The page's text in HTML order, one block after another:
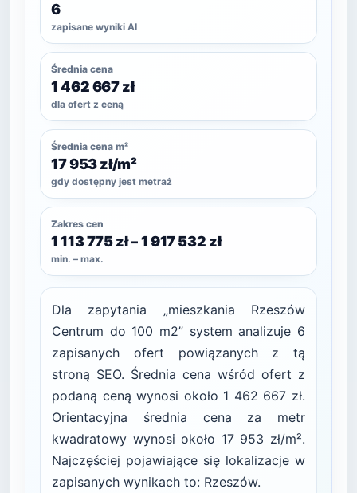
6
zapisane wyniki AI
Średnia cena
1 462 667 zł
dla ofert z ceną
Średnia cena m²
17 953 zł/m²
gdy dostępny jest metraż
Zakres cen
1 113 775 zł – 1 917 532 zł
min. – max.
Dla zapytania „mieszkania Rzeszów
Centrum do 100 m2” system analizuje 6
zapisanych ofert powiązanych z tą
stroną SEO. Średnia cena wśród ofert z
podaną ceną wynosi około 1 462 667 zł.
Orientacyjna średnia cena za metr
kwadratowy wynosi około 17 953 zł/m².
Najczęściej pojawiające się lokalizacje w
zapisanych wynikach to: Rzeszów.